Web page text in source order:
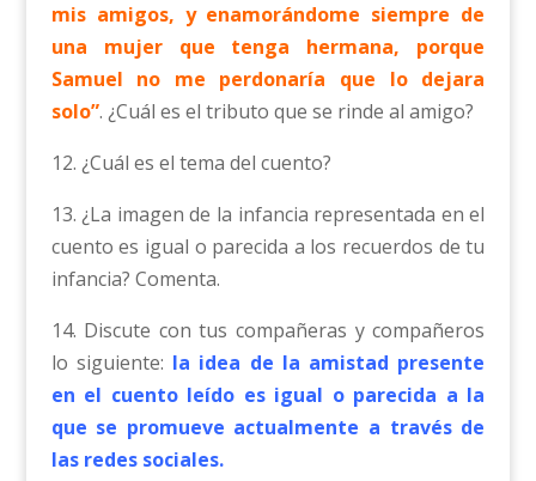
mis amigos, y enamorándome siempre de
una mujer que tenga hermana, porque
Samuel no me perdonaría que lo dejara
solo”. ¿Cuál es el tributo que se rinde al amigo?
12. ¿Cuál es el tema del cuento?
13. ¿La imagen de la infancia representada en el
cuento es igual o parecida a los recuerdos de tu
infancia? Comenta.
14. Discute con tus compañeras y compañeros
lo siguiente: la idea de la amistad presente
en el cuento leído es igual o parecida a la
que se promueve actualmente a través de
las redes sociales.